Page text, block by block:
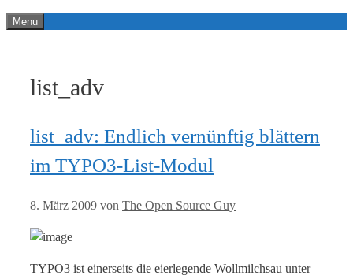
Menu
list_adv
list_adv: Endlich vernünftig blättern
im TYPO3-List-Modul
8. März 2009 von The Open Source Guy
TYPO3 ist einerseits die eierlegende Wollmilchsau unter